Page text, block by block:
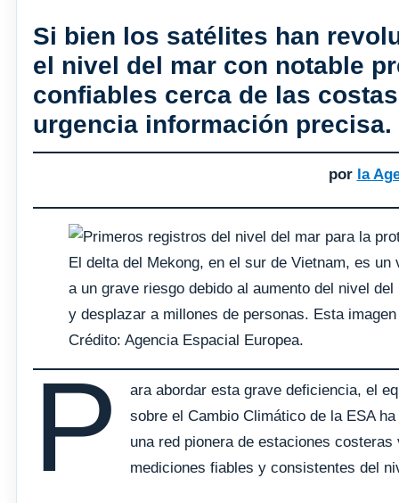
Si bien los satélites han
el nivel del mar con notable
confiables cerca de las
urgencia información precisa.
por la
El delta del Mekong, en el sur de Vietnam, es
a un grave riesgo debido al aumento del nivel
y desplazar a millones de personas. Esta
Crédito: Agencia Espacial Europea.
P
ara abordar esta grave deficiencia, el
sobre el Cambio Climático de la ESA
una red pionera de estaciones
mediciones fiables y consistentes del